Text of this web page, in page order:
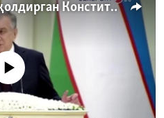
Умрбод ҳокимиятда қолдирган Конституция
манба мавжуд эмас